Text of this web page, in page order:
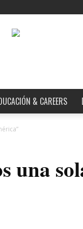
& CAREERS
una